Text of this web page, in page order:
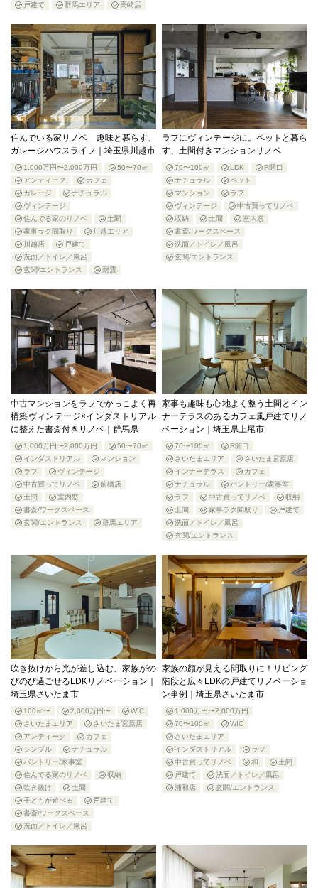
戸建て
群馬エリア 高崎店
住んでいる家リノベ 趣味と暮らす、
ガレージハウスライフ｜埼玉県川越市
1,000万円〜2,000万円
50〜70㎡
アンティーク
カフェ
ガレージ
ナチュラル
ヴィンテージ
住んでる家のリノベ
土間
家事ラク間取り
川越エリア
川越店
戸建て
洗面／トイレ／風呂
玄関/エントランス
耐震
ラフにヴィンテージに。ペットと暮ら
す、土間付きマンションリノベ
70〜100㎡ LDK
R開口
ナチュラル
ペット
マンション
ラフ
ヴィンテージ
中古買ってリノベ
収納
土間
室内窓
書斎/ワークスペース
洗面／トイレ／風呂
玄関/エントランス
中古マンションをラフでかっこよく再
構築ヴィンテージ×インダストリアル
に整えた書斎付きリノベ｜群馬県
1,000万円〜2,000万円
50〜70㎡
インダストリアル
マンション
ラフ
ヴィンテージ
中古買ってリノベ
前橋店
土間
室内窓
書斎/ワークスペース
玄関/エントランス
群馬エリア
家事も趣味も心地よく整う土間とイン
ナーテラスのあるカフェ風戸建てリノ
ベーション｜埼玉県上尾市
70〜100㎡
R開口
さいたまエリア
さいたま宮原店
インナーテラス
カフェ
ナチュラル
パントリー/家事室
ラフ
中古買ってリノベ
収納
土間
家事ラク間取り
戸建て
洗面／トイレ／風呂
玄関/エントランス
吹き抜けから光が差し込む、家族がの
びのび過ごせるLDKリノベーション｜
埼玉県さいたま市
100㎡〜 2,000万円〜
WIC
さいたまエリア
さいたま宮原店
アンティーク
カフェ
シンプル
ナチュラル
パントリー/家事室
住んでる家のリノベ
収納
吹き抜け
土間
子どもが遊べる
戸建て
書斎/ワークスペース
洗面／トイレ／風呂
家族の顔が見える間取りに！リビング
階段と広々LDKの戸建てリノベーショ
ン事例｜埼玉県さいたま市
1,000万円〜2,000万円
70〜100㎡
WIC
さいたまエリア
インダストリアル
ラフ
中古買ってリノベ
和
土間
戸建て
洗面／トイレ／風呂
浦和店
玄関/エントランス